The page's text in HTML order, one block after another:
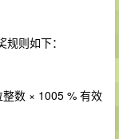
则如下：
数 × 1005 % 有效